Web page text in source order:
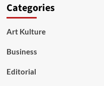
Categories
Art Kulture
Business
Editorial